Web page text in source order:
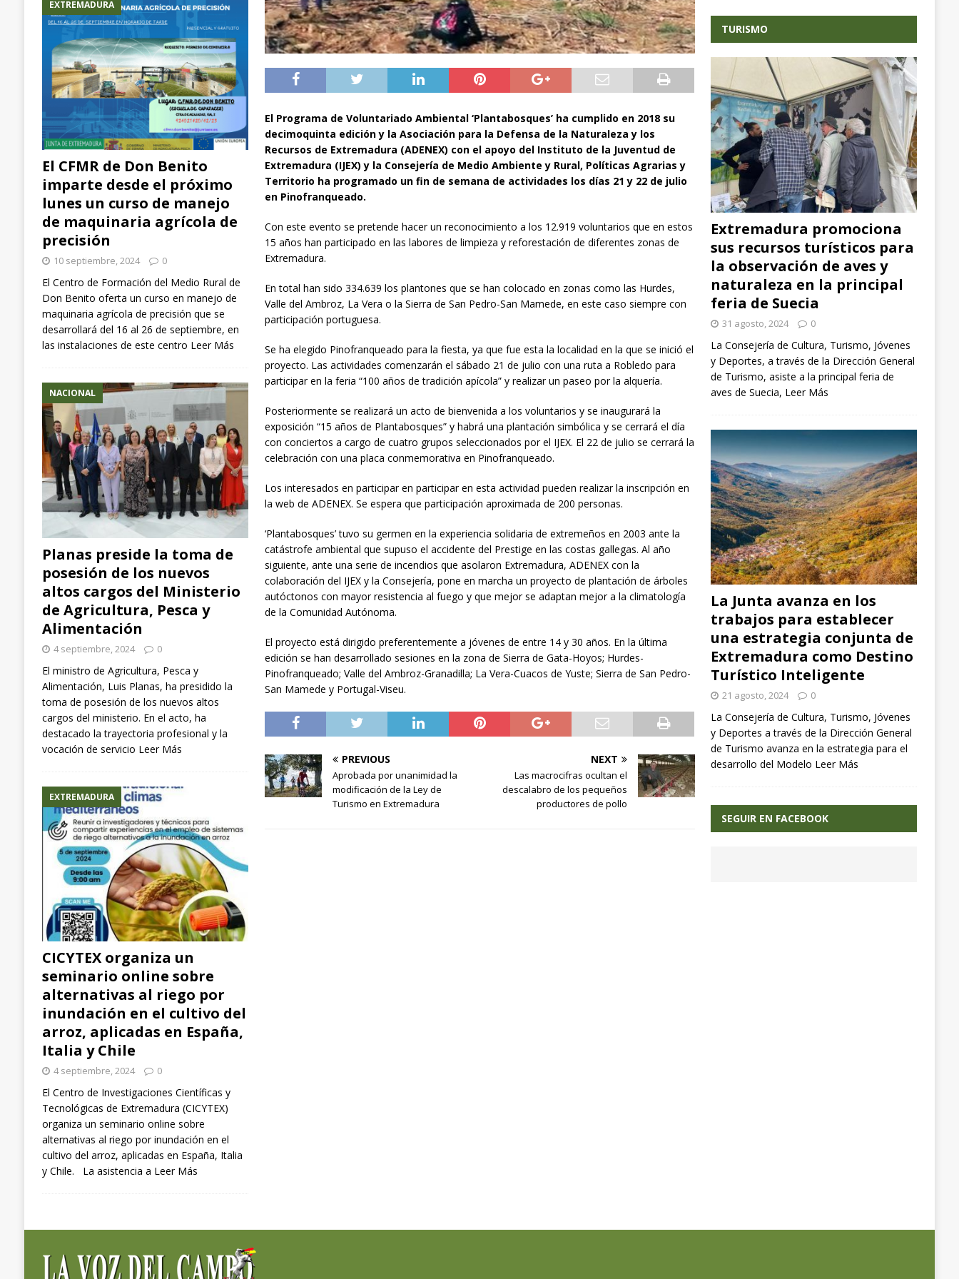
El Programa de Voluntariado Ambiental ‘Plantabosques’ ha cumplido en 2018 su
decimoquinta edición y la Asociación para la Defensa de la Naturaleza y los
Recursos de Extremadura (ADENEX) con el apoyo del Instituto de la Juventud de
Extremadura (IJEX) y la Consejería de Medio Ambiente y Rural, Políticas Agrarias y
Territorio ha programado un fin de semana de actividades los días 21 y 22 de julio
en Pinofranqueado.
Con este evento se pretende hacer un reconocimiento a los 12.919 voluntarios que en estos
15 años han participado en las labores de limpieza y reforestación de diferentes zonas de
Extremadura.
En total han sido 334.639 los plantones que se han colocado en zonas como las Hurdes,
Valle del Ambroz, La Vera o la Sierra de San Pedro-San Mamede, en este caso siempre con
participación portuguesa.
Se ha elegido Pinofranqueado para la fiesta, ya que fue esta la localidad en la que se inició el
proyecto. Las actividades comenzarán el sábado 21 de julio con una ruta a Robledo para
participar en la feria “100 años de tradición apícola” y realizar un paseo por la alquería.
Posteriormente se realizará un acto de bienvenida a los voluntarios y se inaugurará la
exposición “15 años de Plantabosques” y habrá una plantación simbólica y se cerrará el día
con conciertos a cargo de cuatro grupos seleccionados por el IJEX. El 22 de julio se cerrará la
celebración con una placa conmemorativa en Pinofranqueado.
Los interesados en participar en participar en esta actividad pueden realizar la inscripción en
la web de ADENEX. Se espera que participación aproximada de 200 personas.
‘Plantabosques’ tuvo su germen en la experiencia solidaria de extremeños en 2003 ante la
catástrofe ambiental que supuso el accidente del Prestige en las costas gallegas. Al año
siguiente, ante una serie de incendios que asolaron Extremadura, ADENEX con la
colaboración del IJEX y la Consejería, pone en marcha un proyecto de plantación de árboles
autóctonos con mayor resistencia al fuego y que mejor se adaptan mejor a la climatología
de la Comunidad Autónoma.
El proyecto está dirigido preferentemente a jóvenes de entre 14 y 30 años. En la última
edición se han desarrollado sesiones en la zona de Sierra de Gata-Hoyos; Hurdes-
Pinofranqueado; Valle del Ambroz-Granadilla; La Vera-Cuacos de Yuste; Sierra de San Pedro-
San Mamede y Portugal-Viseu.
PREVIOUS
Aprobada por unanimidad la
modificación de la Ley de
Turismo en Extremadura
NEXT
Las macrocifras ocultan el
descalabro de los pequeños
productores de pollo
EXTREMADURA
El CFMR de Don Benito
imparte desde el próximo
lunes un curso de manejo
de maquinaria agrícola de
precisión
10 septiembre, 2024 0
El Centro de Formación del Medio Rural de
Don Benito oferta un curso en manejo de
maquinaria agrícola de precisión que se
desarrollará del 16 al 26 de septiembre, en
las instalaciones de este centro Leer Más
NACIONAL
Planas preside la toma de
posesión de los nuevos
altos cargos del Ministerio
de Agricultura, Pesca y
Alimentación
4 septiembre, 2024 0
El ministro de Agricultura, Pesca y
Alimentación, Luis Planas, ha presidido la
toma de posesión de los nuevos altos
cargos del ministerio. En el acto, ha
destacado la trayectoria profesional y la
vocación de servicio Leer Más
EXTREMADURA
CICYTEX organiza un
seminario online sobre
alternativas al riego por
inundación en el cultivo del
arroz, aplicadas en España,
Italia y Chile
4 septiembre, 2024 0
El Centro de Investigaciones Científicas y
Tecnológicas de Extremadura (CICYTEX)
organiza un seminario online sobre
alternativas al riego por inundación en el
cultivo del arroz, aplicadas en España, Italia
y Chile. La asistencia a Leer Más
TURISMO
Extremadura promociona
sus recursos turísticos para
la observación de aves y
naturaleza en la principal
feria de Suecia
31 agosto, 2024 0
La Consejería de Cultura, Turismo, Jóvenes
y Deportes, a través de la Dirección General
de Turismo, asiste a la principal feria de
aves de Suecia, Leer Más
La Junta avanza en los
trabajos para establecer
una estrategia conjunta de
Extremadura como Destino
Turístico Inteligente
21 agosto, 2024 0
La Consejería de Cultura, Turismo, Jóvenes
y Deportes a través de la Dirección General
de Turismo avanza en la estrategia para el
desarrollo del Modelo Leer Más
SEGUIR EN FACEBOOK